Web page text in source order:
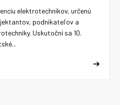
elektrotechnikov, určenú
podnikateľov a
Uskutoční sa 10.